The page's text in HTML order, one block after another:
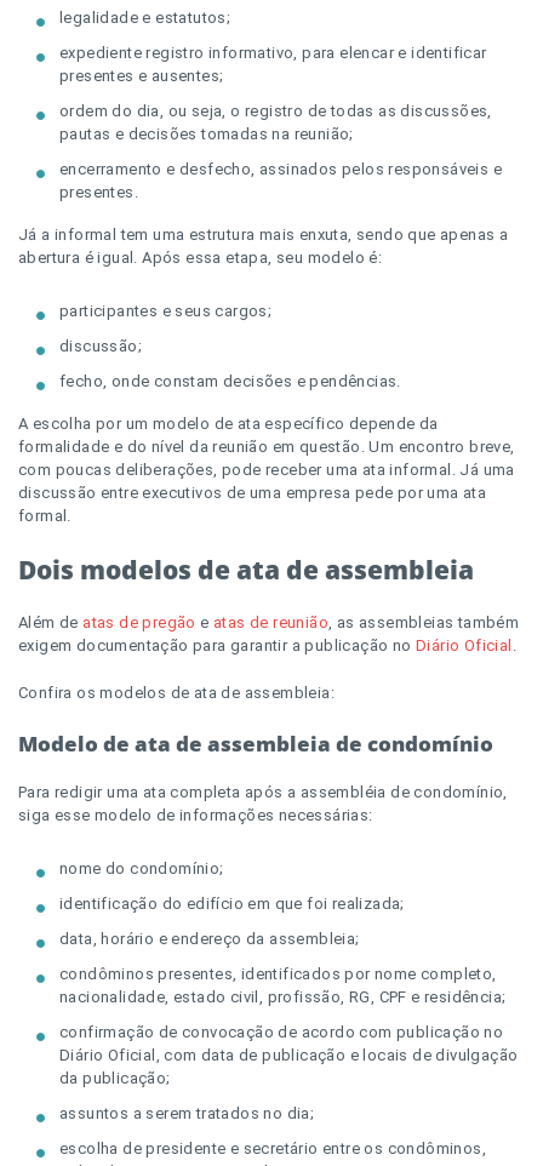
legalidade e estatutos;
expediente registro informativo, para elencar e identificar
presentes e ausentes;
ordem do dia, ou seja, o registro de todas as discussões,
pautas e decisões tomadas na reunião;
encerramento e desfecho, assinados pelos responsáveis e
presentes.
Já a informal tem uma estrutura mais enxuta, sendo que apenas a
abertura é igual. Após essa etapa, seu modelo é:
participantes e seus cargos;
discussão;
fecho, onde constam decisões e pendências.
A escolha por um modelo de ata específico depende da
formalidade e do nível da reunião em questão. Um encontro breve,
com poucas deliberações, pode receber uma ata informal. Já uma
discussão entre executivos de uma empresa pede por uma ata
formal.
Dois modelos de ata de assembleia
Além de atas de pregão e atas de reunião, as assembleias também
exigem documentação para garantir a publicação no Diário Oficial .
Confira os modelos de ata de assembleia:
Modelo de ata de assembleia de condomínio
Para redigir uma ata completa após a assembléia de condomínio,
siga esse modelo de informações necessárias:
nome do condomínio;
identificação do edifício em que foi realizada;
data, horário e endereço da assembleia;
condôminos presentes, identificados por nome completo,
nacionalidade, estado civil, profissão, RG, CPF e residência;
confirmação de convocação de acordo com publicação no
Diário Oficial, com data de publicação e locais de divulgação
da publicação;
assuntos a serem tratados no dia;
escolha de presidente e secretário entre os condôminos,